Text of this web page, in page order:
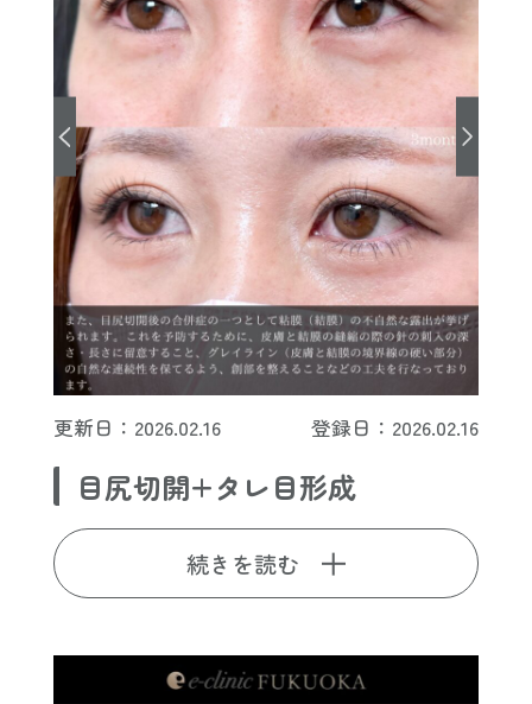
更新日：2026.02.16 登録日：2026.02.16
目尻切開+タレ目形成
続きを読む